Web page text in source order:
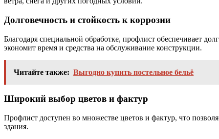
Долговечность и стойкость к коррозии
Благодаря специальной обработке, профлист обеспечивает
экономит время и средства на обслуживание конструкции.
Читайте также: Выгодно купить постельное бельё
Широкий выбор цветов и фактур
Профлист доступен во множестве цветов и фактур, что
здания.